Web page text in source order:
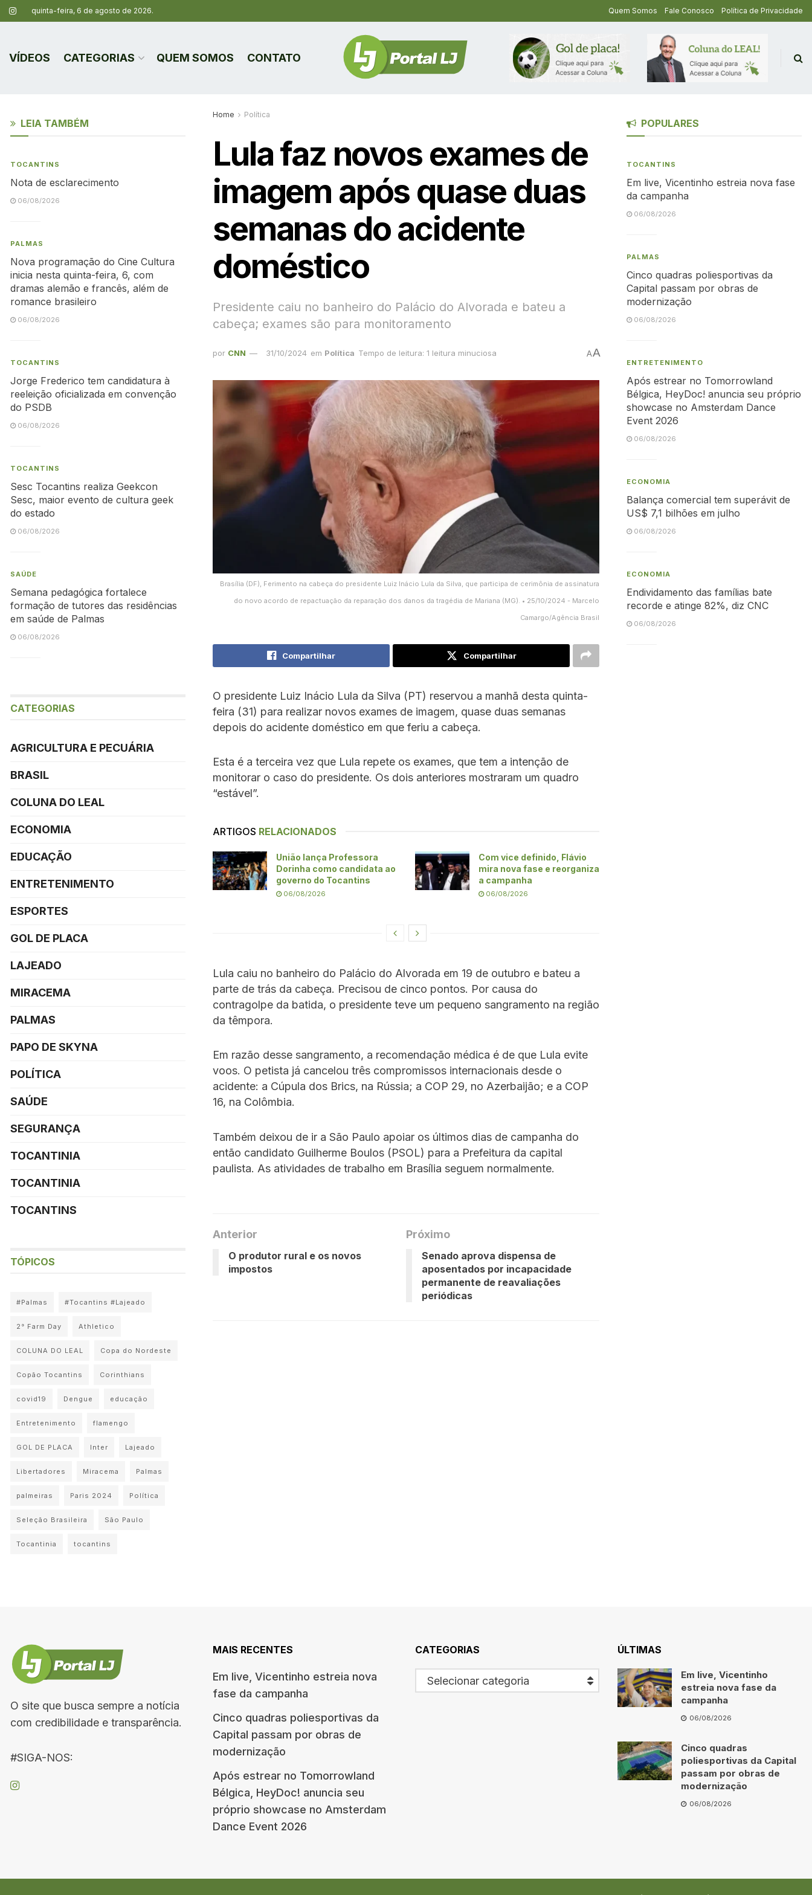
quinta-feira, 6 de agosto de 2026. Quem Somos Fale Conosco Política de Privacidade
VÍDEOS CATEGORIAS QUEM SOMOS CONTATO
Home Política
Lula faz novos exames de
imagem após quase duas
semanas do acidente
doméstico
Presidente caiu no banheiro do Palácio do Alvorada e bateu a
cabeça; exames são para monitoramento
por CNN 31/10/2024 em Política Tempo de leitura: 1 leitura minuciosa AA
Brasília (DF), Ferimento na cabeça do presidente Luiz Inácio Lula da Silva, que participa de cerimônia de assinatura
do novo acordo de repactuação da reparação dos danos da tragédia de Mariana (MG). • 25/10/2024 - Marcelo
Camargo/Agência Brasil
Compartilhar Compartilhar
O presidente Luiz Inácio Lula da Silva (PT) reservou a manhã desta quinta-
feira (31) para realizar novos exames de imagem, quase duas semanas
depois do acidente doméstico em que feriu a cabeça.
Esta é a terceira vez que Lula repete os exames, que tem a intenção de
monitorar o caso do presidente. Os dois anteriores mostraram um quadro
“estável”.
ARTIGOS RELACIONADOS
União lança Professora
Dorinha como candidata ao
governo do Tocantins
06/08/2026
Com vice definido, Flávio
mira nova fase e reorganiza
a campanha
06/08/2026
Lula caiu no banheiro do Palácio do Alvorada em 19 de outubro e bateu a
parte de trás da cabeça. Precisou de cinco pontos. Por causa do
contragolpe da batida, o presidente teve um pequeno sangramento na região
da têmpora.
Em razão desse sangramento, a recomendação médica é de que Lula evite
voos. O petista já cancelou três compromissos internacionais desde o
acidente: a Cúpula dos Brics, na Rússia; a COP 29, no Azerbaijão; e a COP
16, na Colômbia.
Também deixou de ir a São Paulo apoiar os últimos dias de campanha do
então candidato Guilherme Boulos (PSOL) para a Prefeitura da capital
paulista. As atividades de trabalho em Brasília seguem normalmente.
Anterior
O produtor rural e os novos
impostos
Próximo
Senado aprova dispensa de
aposentados por incapacidade
permanente de reavaliações
periódicas
LEIA TAMBÉM
TOCANTINS
Nota de esclarecimento
06/08/2026
PALMAS
Nova programação do Cine Cultura
inicia nesta quinta-feira, 6, com
dramas alemão e francês, além de
romance brasileiro
06/08/2026
TOCANTINS
Jorge Frederico tem candidatura à
reeleição oficializada em convenção
do PSDB
06/08/2026
TOCANTINS
Sesc Tocantins realiza Geekcon
Sesc, maior evento de cultura geek
do estado
06/08/2026
SAÚDE
Semana pedagógica fortalece
formação de tutores das residências
em saúde de Palmas
06/08/2026
CATEGORIAS
AGRICULTURA E PECUÁRIA
BRASIL
COLUNA DO LEAL
ECONOMIA
EDUCAÇÃO
ENTRETENIMENTO
ESPORTES
GOL DE PLACA
LAJEADO
MIRACEMA
PALMAS
PAPO DE SKYNA
POLÍTICA
SAÚDE
SEGURANÇA
TOCANTINIA
TOCANTINIA
TOCANTINS
TÓPICOS
#Palmas #Tocantins #Lajeado
2° Farm Day Athletico
COLUNA DO LEAL Copa do Nordeste
Copão Tocantins Corinthians
covid19 Dengue educação
Entretenimento flamengo
GOL DE PLACA Inter Lajeado
Libertadores Miracema Palmas
palmeiras Paris 2024 Política
Seleção Brasileira São Paulo
Tocantinia tocantins
POPULARES
TOCANTINS
Em live, Vicentinho estreia nova fase
da campanha
06/08/2026
PALMAS
Cinco quadras poliesportivas da
Capital passam por obras de
modernização
06/08/2026
ENTRETENIMENTO
Após estrear no Tomorrowland
Bélgica, HeyDoc! anuncia seu próprio
showcase no Amsterdam Dance
Event 2026
06/08/2026
ECONOMIA
Balança comercial tem superávit de
US$ 7,1 bilhões em julho
06/08/2026
ECONOMIA
Endividamento das famílias bate
recorde e atinge 82%, diz CNC
06/08/2026
O site que busca sempre a notícia
com credibilidade e transparência.
#SIGA-NOS:
MAIS RECENTES
Em live, Vicentinho estreia nova
fase da campanha
Cinco quadras poliesportivas da
Capital passam por obras de
modernização
Após estrear no Tomorrowland
Bélgica, HeyDoc! anuncia seu
próprio showcase no Amsterdam
Dance Event 2026
CATEGORIAS
Selecionar categoria
ÚLTIMAS
Em live, Vicentinho
estreia nova fase da
campanha
06/08/2026
Cinco quadras
poliesportivas da Capital
passam por obras de
modernização
06/08/2026